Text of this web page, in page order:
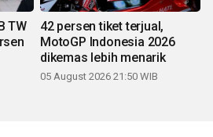
TW
42 persen tiket terjual,
MotoGP Indonesia 2026
dikemas lebih menarik
05 August 2026 21:50 WIB